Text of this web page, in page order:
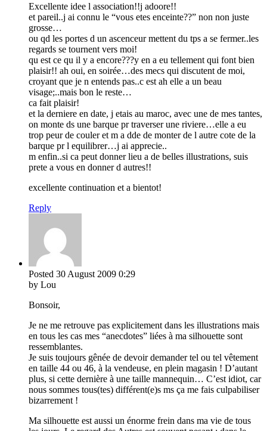
Excellente idee l association!!j adoore!!
et pareil..j ai connu le “vous etes enceinte??” non non juste
grosse…
ou qd les portes d un ascenceur mettent du tps a se fermer..les
regards se tournent vers moi!
qu est ce qu il y a encore???y en a eu tellement qui font bien
plaisir!! ah oui, en soirée…des mecs qui discutent de moi,
croyant que je n entends pas..c est ah elle a un beau
visage;..mais bon le reste…
ca fait plaisir!
et la derniere en date, j etais au maroc, avec une de mes tantes,
on monte ds une barque pr traverser une riviere…elle a eu
trop peur de couler et m a dde de monter de l autre cote de la
barque pr l equilibrer…j ai apprecie..
m enfin..si ca peut donner lieu a de belles illustrations, suis
prete a vous en donner d autres!!
excellente continuation et a bientot!
Reply
Posted 30 August 2009 0:29
by Lou
Bonsoir,
Je ne me retrouve pas explicitement dans les illustrations mais
en tous les cas mes “anecdotes” liées à ma silhouette sont
ressemblantes.
Je suis toujours gênée de devoir demander tel ou tel vêtement
en taille 44 ou 46, à la vendeuse, en plein magasin ! D’autant
plus, si cette dernière à une taille mannequin… C’est idiot, car
nous sommes tous(tes) différent(e)s ms ça me fais culpabiliser
bizarrement !
Ma silhouette est aussi un énorme frein dans ma vie de tous